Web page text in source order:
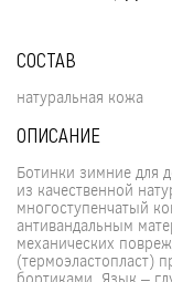
СОСТАВ
натуральная кожа
ОПИСАНИЕ
Ботинки зимние для
из качественной
многоступенчатый
антивандальным
механических
(термоэластопласт)